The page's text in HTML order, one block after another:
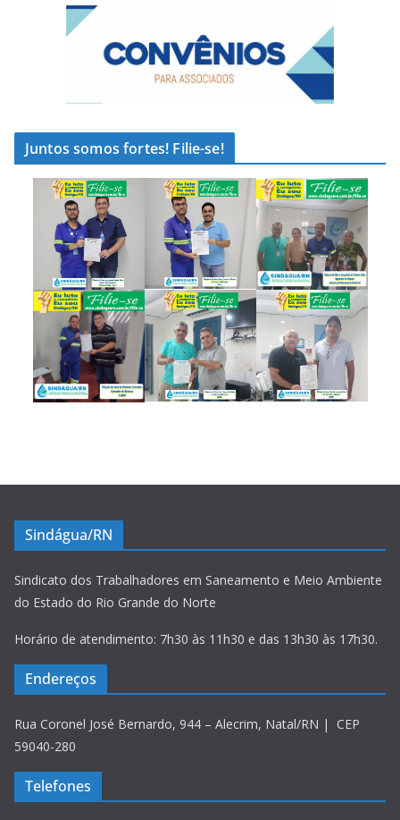
Juntos somos fortes! Filie-se!
Sindágua/RN
Sindicato dos Trabalhadores em Saneamento e Meio Ambiente
do Estado do Rio Grande do Norte
Horário de atendimento: 7h30 às 11h30 e das 13h30 às 17h30.
Endereços
Rua Coronel José Bernardo, 944 – Alecrim, Natal/RN | CEP
59040-280
Telefones